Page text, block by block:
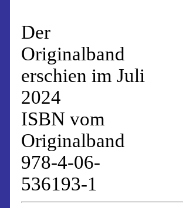
Der
Originalband
erschien im Juli
2024
ISBN vom
Originalband
978-4-06-
536193-1